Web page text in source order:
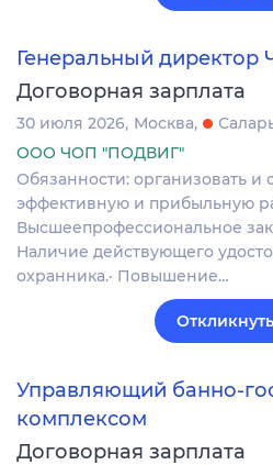
Генеральный директор
Договорная зарплата
30 июля 2026 Москва
ООО ЧОП "ПОДВИГ"
Обязанности: организовать и
эффективную и прибыльную
Высшеепрофессиональное
Наличие действующего
охранника.· Повышение…
Управляющий банно-
комплексом
Договорная зарплата